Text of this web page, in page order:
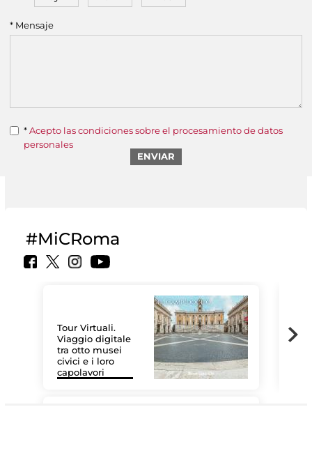
* Mensaje
*Acepto las condiciones sobre el procesamiento de datos
personales
#MiCRoma
Tour Virtuali.
Viaggio digitale
tra otto musei
civici e i loro
capolavori